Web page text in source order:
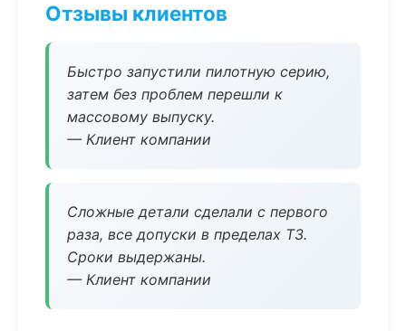
Отзывы клиентов
Быстро запустили пилотную серию,
затем без проблем перешли к
массовому выпуску.
— Клиент компании
Сложные детали сделали с первого
раза, все допуски в пределах ТЗ.
Сроки выдержаны.
— Клиент компании